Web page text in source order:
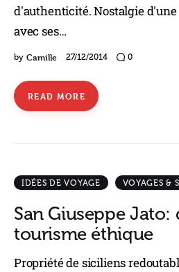
d'authenticité. Nostalgie
avec ses…
by Camille 27/12/2014 0
READ MORE
IDÉES DE VOYAGE VOYAGES &
San Giuseppe Jato:
tourisme éthique
Propriété de siciliens